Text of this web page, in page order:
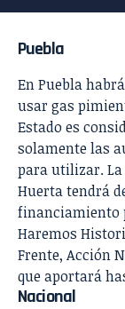
Puebla
En Puebla
usar gas
Estado es
solamente las
para utilizar.
Huerta tendrá
financiamiento
Haremos
Frente, Acción
que aportará
Nacional